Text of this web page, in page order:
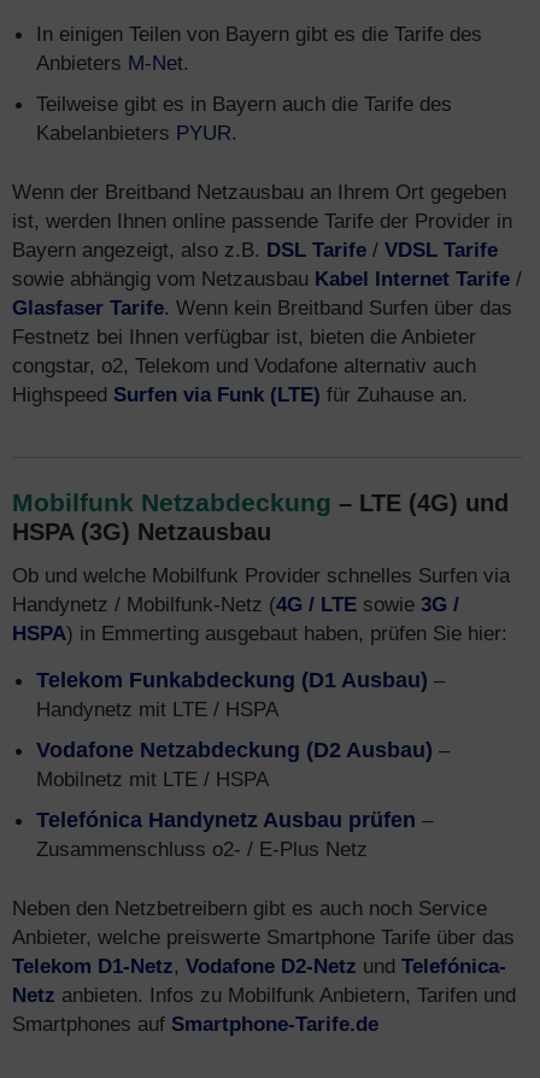
In einigen Teilen von Bayern gibt es die Tarife des
Anbieters M-Net.
Teilweise gibt es in Bayern auch die Tarife des
Kabelanbieters PYUR.
Wenn der Breitband Netzausbau an Ihrem Ort gegeben
ist, werden Ihnen online passende Tarife der Provider in
Bayern angezeigt, also z.B. DSL Tarife / VDSL Tarife
sowie abhängig vom Netzausbau Kabel Internet Tarife /
Glasfaser Tarife. Wenn kein Breitband Surfen über das
Festnetz bei Ihnen verfügbar ist, bieten die Anbieter
congstar, o2, Telekom und Vodafone alternativ auch
Highspeed Surfen via Funk (LTE) für Zuhause an.
Mobilfunk Netzabdeckung – LTE (4G) und
HSPA (3G) Netzausbau
Ob und welche Mobilfunk Provider schnelles Surfen via
Handynetz / Mobilfunk-Netz (4G / LTE sowie 3G /
HSPA) in Emmerting ausgebaut haben, prüfen Sie hier:
Telekom Funkabdeckung (D1 Ausbau) –
Handynetz mit LTE / HSPA
Vodafone Netzabdeckung (D2 Ausbau) –
Mobilnetz mit LTE / HSPA
Telefónica Handynetz Ausbau prüfen –
Zusammenschluss o2- / E-Plus Netz
Neben den Netzbetreibern gibt es auch noch Service
Anbieter, welche preiswerte Smartphone Tarife über das
Telekom D1-Netz, Vodafone D2-Netz und Telefónica-
Netz anbieten. Infos zu Mobilfunk Anbietern, Tarifen und
Smartphones auf Smartphone-Tarife.de